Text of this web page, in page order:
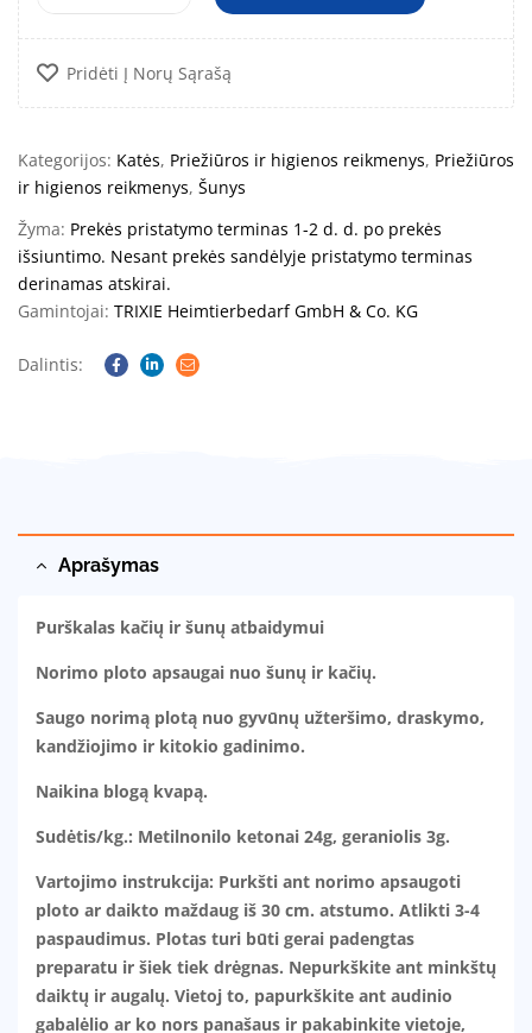
Pridėti Į Norų Sąrašą
Kategorijos: Katės, Priežiūros ir higienos reikmenys, Priežiūros
ir higienos reikmenys, Šunys
Žyma: Prekės pristatymo terminas 1-2 d. d. po prekės
išsiuntimo. Nesant prekės sandėlyje pristatymo terminas
derinamas atskirai.
Gamintojai: TRIXIE Heimtierbedarf GmbH & Co. KG
Dalintis:
Facebook
Linkedin
Email
Aprašymas
Purškalas kačių ir šunų atbaidymui
Norimo ploto apsaugai nuo šunų ir kačių.
Saugo norimą plotą nuo gyvūnų užteršimo, draskymo,
kandžiojimo ir kitokio gadinimo.
Naikina blogą kvapą.
Sudėtis/kg.: Metilnonilo ketonai 24g, geraniolis 3g.
Vartojimo instrukcija: Purkšti ant norimo apsaugoti
ploto ar daikto maždaug iš 30 cm. atstumo. Atlikti 3-4
paspaudimus. Plotas turi būti gerai padengtas
preparatu ir šiek tiek drėgnas. Nepurkškite ant minkštų
daiktų ir augalų. Vietoj to, papurkškite ant audinio
gabalėlio ar ko nors panašaus ir pakabinkite vietoje,